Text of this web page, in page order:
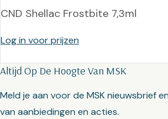
CND Shellac Frostbite 7,3ml
Log in voor prijzen
Altijd Op De Hoogte Van MSK
Meld je aan voor de MSK nieuwsbrief
van aanbiedingen en acties.